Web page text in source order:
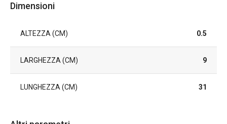
Dimensioni
ALTEZZA (CM) 0.5
LARGHEZZA (CM) 9
LUNGHEZZA (CM) 31